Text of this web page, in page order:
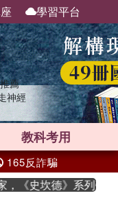
學習平台
薦
神經
教科考用
165反詐騙
》系列帶你踏上熱血